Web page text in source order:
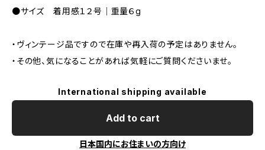
●サイズ 着用感１２号｜重量６g
・ヴィンテージ品ですので在庫や再入荷の予定はありません。
・その他、気になることがあれば気軽にご質問くださいませ。
International shipping available
Add to cart
日本国内にお住まいの方向け